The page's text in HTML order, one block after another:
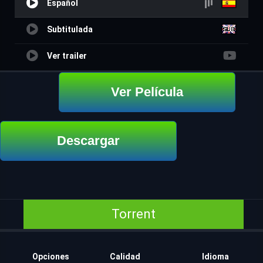
Español
Subtitulada
Ver trailer
Ver Película
Descargar
Torrent
Opciones Calidad Idioma